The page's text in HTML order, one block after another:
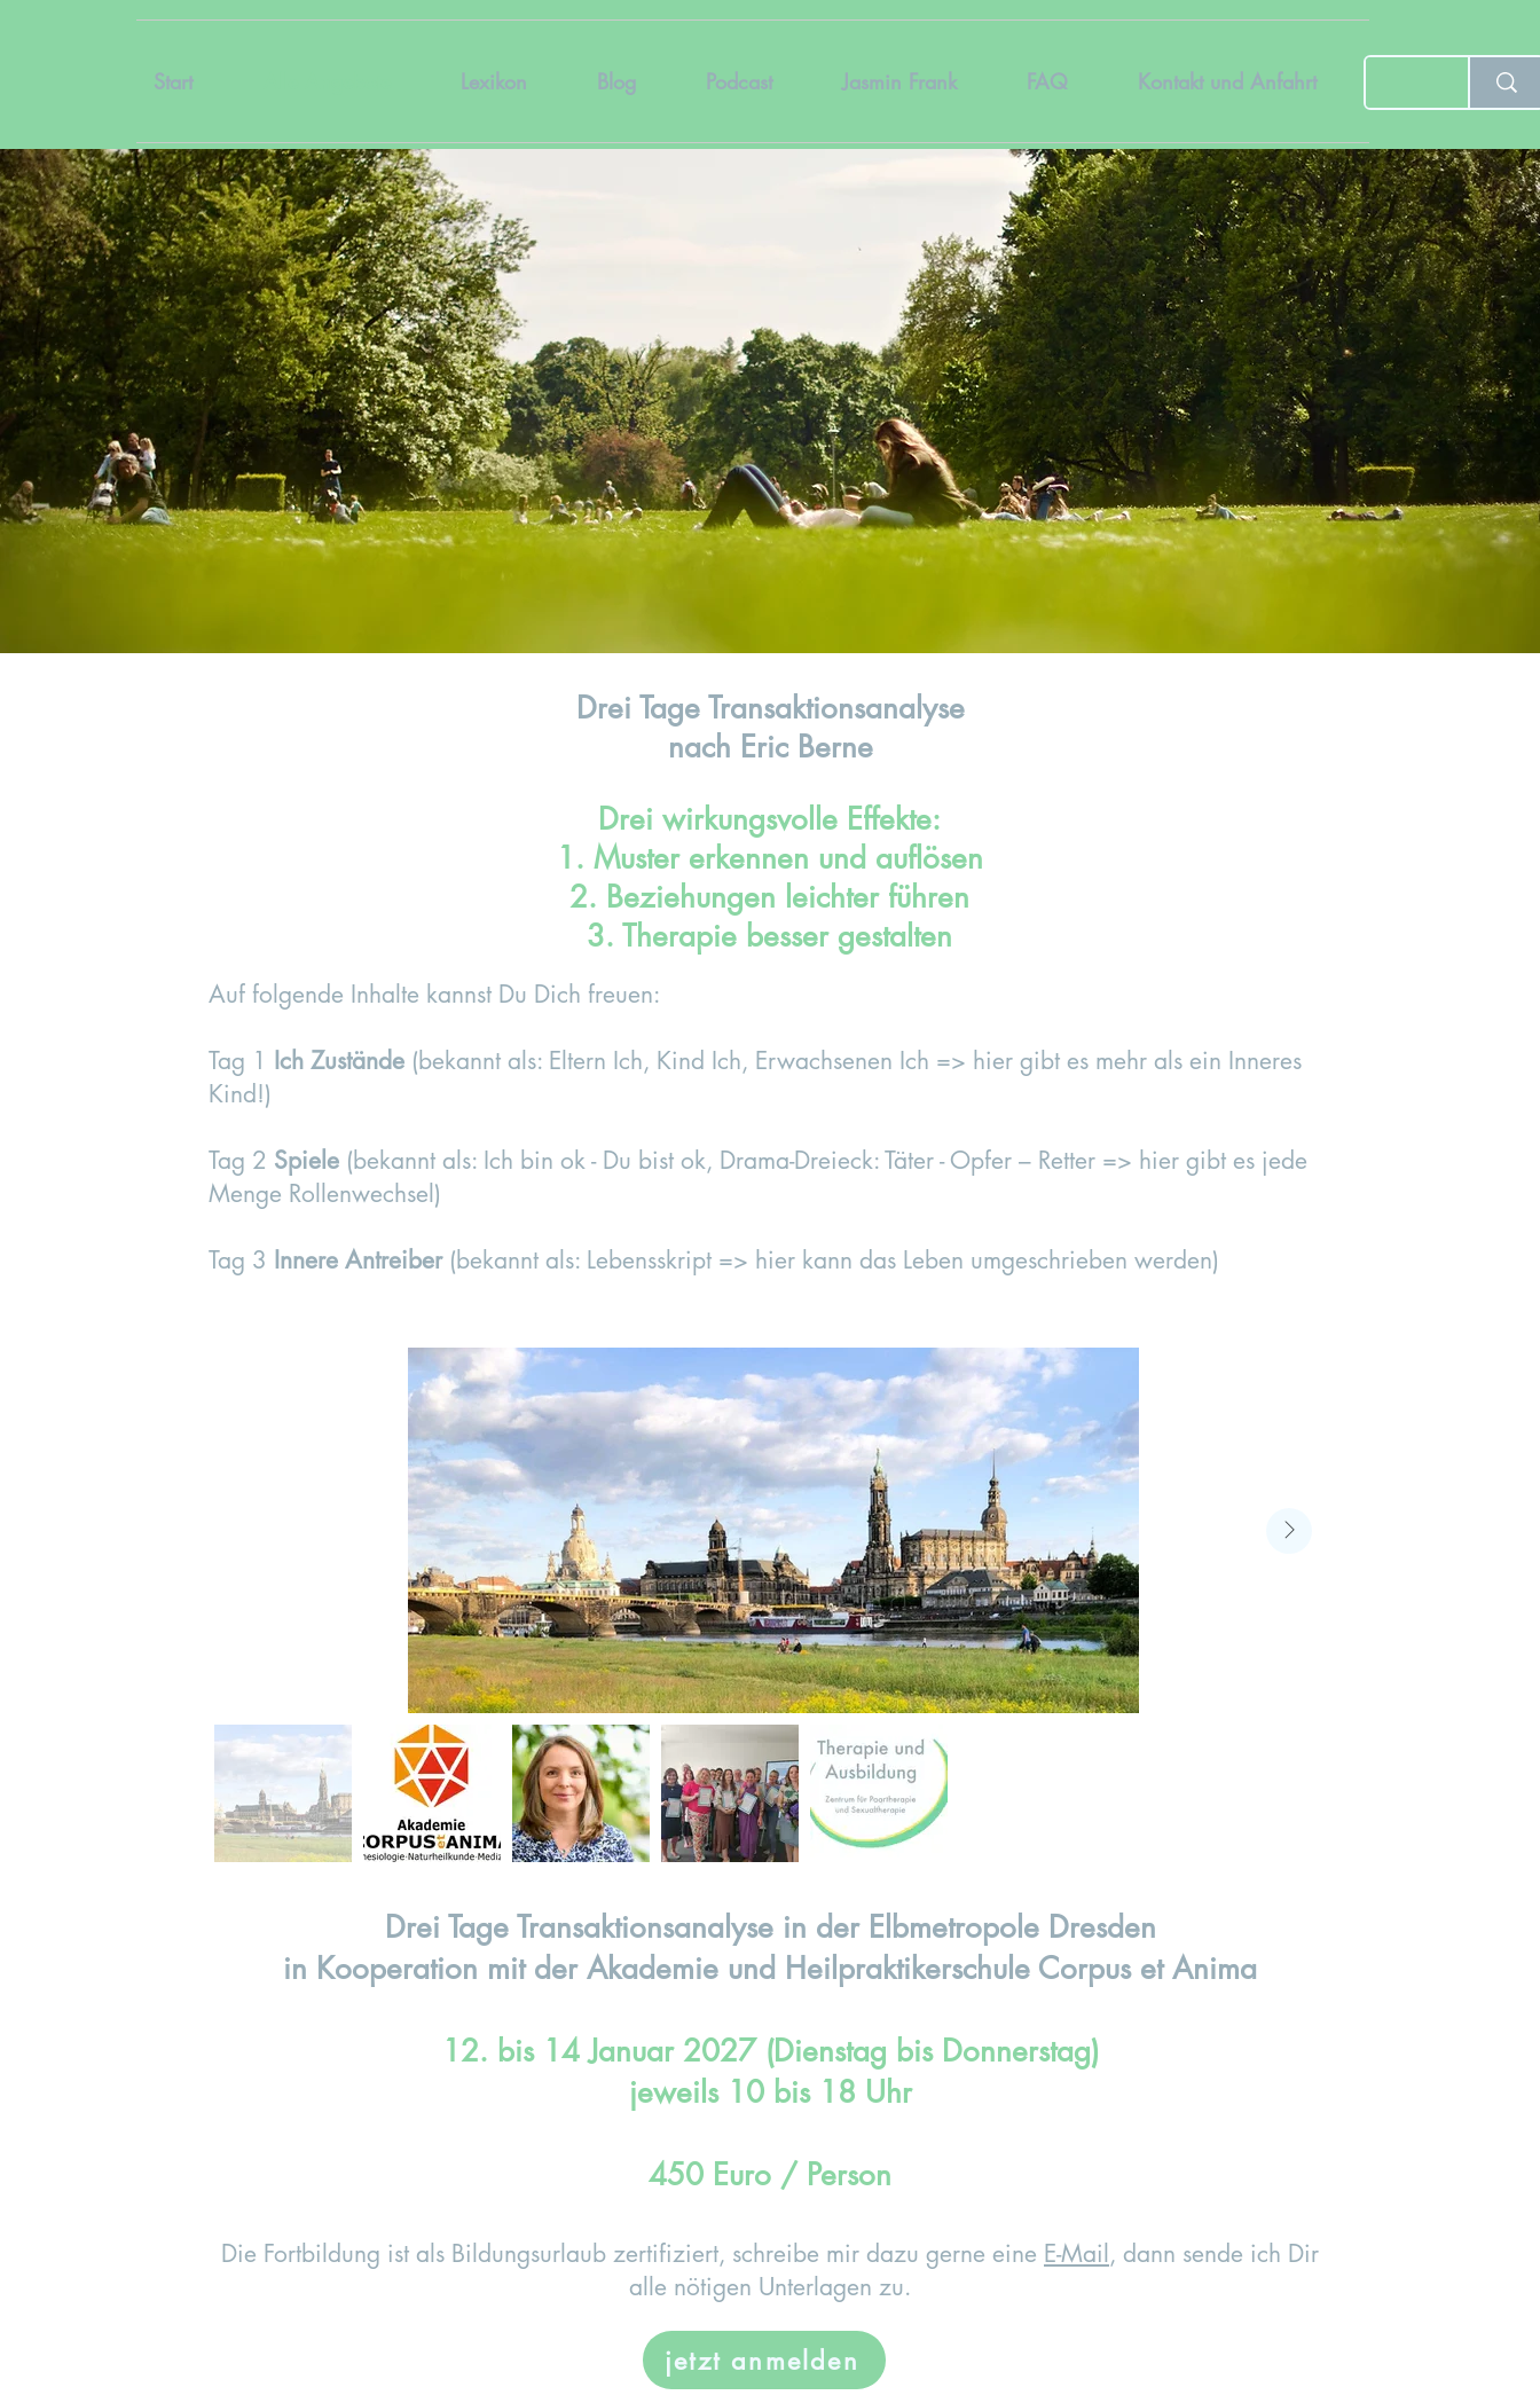
Start Lexikon Blog Podcast Jasmin Frank FAQ Kontakt und Anfahrt
Drei Tage Transaktionsanalyse
nach Eric Berne
Drei wirkungsvolle Effekte:
1. Muster erkennen und auflösen
2. Beziehungen leichter führen
3. Therapie besser gestalten
Auf folgende Inhalte kannst Du Dich freuen:
Tag 1 Ich Zustände (bekannt als: Eltern Ich, Kind Ich, Erwachsenen Ich => hier gibt es mehr als ein Inneres
Kind!)
Tag 2 Spiele (bekannt als: Ich bin ok - Du bist ok, Drama-Dreieck: Täter - Opfer – Retter => hier gibt es jede
Menge Rollenwechsel)
Tag 3 Innere Antreiber(bekannt als: Lebensskript => hier kann das Leben umgeschrieben werden)
Drei Tage Transaktionsanalyse in der Elbmetropole Dresden
in Kooperation mit der Akademie und Heilpraktikerschule Corpus et Anima
12. bis 14 Januar 2027 (Dienstag bis Donnerstag)
jeweils 10 bis 18 Uhr
450 Euro / Person
Die Fortbildung ist als Bildungsurlaub zertifiziert, schreibe mir dazu gerne eine E-Mail , dann sende ich Dir
alle nötigen Unterlagen zu.
jetzt anmelden